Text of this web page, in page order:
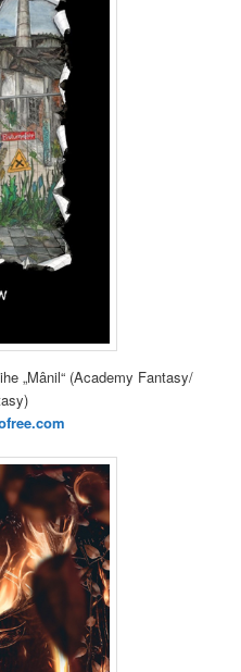
„Mânil“ (Academy Fantasy/